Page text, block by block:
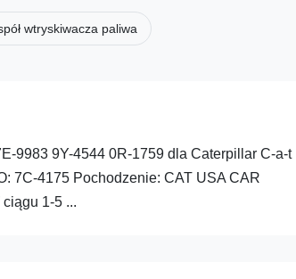
wtryskiwacza paliwa
9983 9Y-4544 0R-1759 dla Caterpillar C-a-t
7C-4175 Pochodzenie: CAT USA CAR
1-5 ...